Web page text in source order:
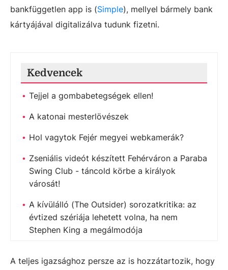
bankfüggetlen app is (Simple), mellyel bármely bank
kártyájával digitalizálva tudunk fizetni.
Kedvencek
Tejjel a gombabetegségek ellen!
A katonai mesterlövészek
Hol vagytok Fejér megyei webkamerák?
Zseniális videót készített Fehérváron a Paraba
Swing Club - táncold körbe a királyok
városát!
A kívülálló (The Outsider) sorozatkritika: az
évtized szériája lehetett volna, ha nem
Stephen King a megálmodója
A teljes igazsághoz persze az is hozzátartozik, hogy